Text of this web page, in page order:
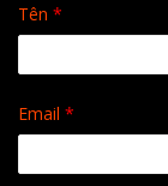
Tên *
Email *